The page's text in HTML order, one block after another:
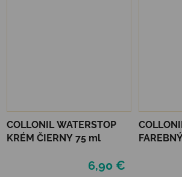
COLLONIL WATERSTOP
KRÉM ČIERNY 75 ml
6,90 €